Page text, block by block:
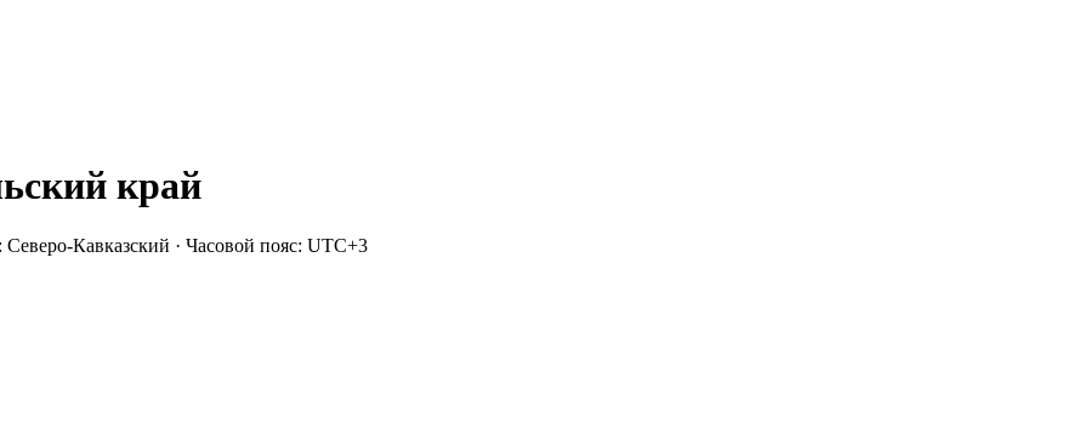
край
Кавказский · Часовой пояс: UTC+3